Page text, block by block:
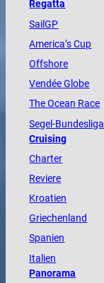
Regatta
SailGP
America’s Cup
Offshore
VendéeGlobe
TheOcean Race
Segel-Bundesliga
Cruising
Charter
Reviere
Kroatien
Griechenland
Spanien
Italien
Panorama